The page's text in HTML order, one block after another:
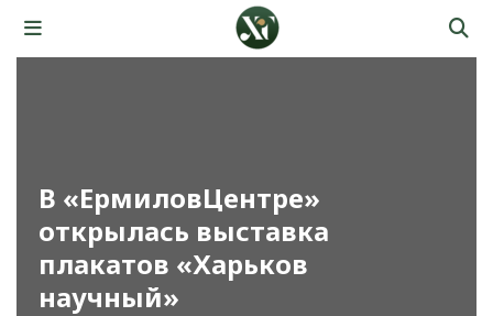
В «ЕрмиловЦентре»
открылась выставка
плакатов «Харьков
научный»